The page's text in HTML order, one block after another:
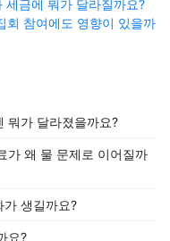
세금에 뭐가 달라질까요?
회 참여에도 영향이 있을까
뭐가 달라졌을까요?
가 왜 물 문제로 이어질까
가 생길까요?
요?